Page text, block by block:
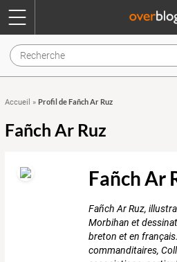
Accueil » Profil de Fañch Ar Ruz
Fañch Ar Ruz
Fañch Ar
Fañch Ar Ruz,
Morbihan et
breton et en
commanditaires,